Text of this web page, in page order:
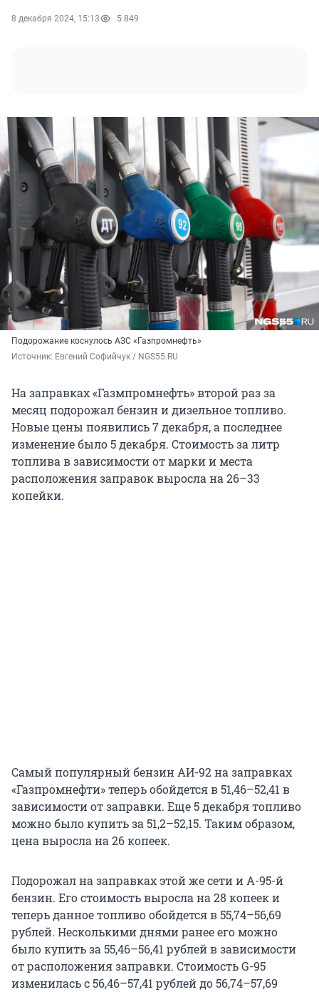
8 декабря 2024, 15:13 5 849
Подорожание коснулось АЗС «Газпромнефть»
Источник: Евгений Софийчук / NGS55.RU
На заправках «Газмпромнефть» второй раз за
месяц подорожал бензин и дизельное топливо.
Новые цены появились 7 декабря, а последнее
изменение было 5 декабря. Стоимость за литр
топлива в зависимости от марки и места
расположения заправок выросла на 26–33
копейки.
Самый популярный бензин АИ-92 на заправках
«Газпромнефти» теперь обойдется в 51,46–52,41 в
зависимости от заправки. Еще 5 декабря топливо
можно было купить за 51,2–52,15. Таким образом,
цена выросла на 26 копеек.
Подорожал на заправках этой же сети и А-95-й
бензин. Его стоимость выросла на 28 копеек и
теперь данное топливо обойдется в 55,74–56,69
рублей. Несколькими днями ранее его можно
было купить за 55,46–56,41 рублей в зависимости
от расположения заправки. Стоимость G-95
изменилась с 56,46–57,41 рублей до 56,74–57,69